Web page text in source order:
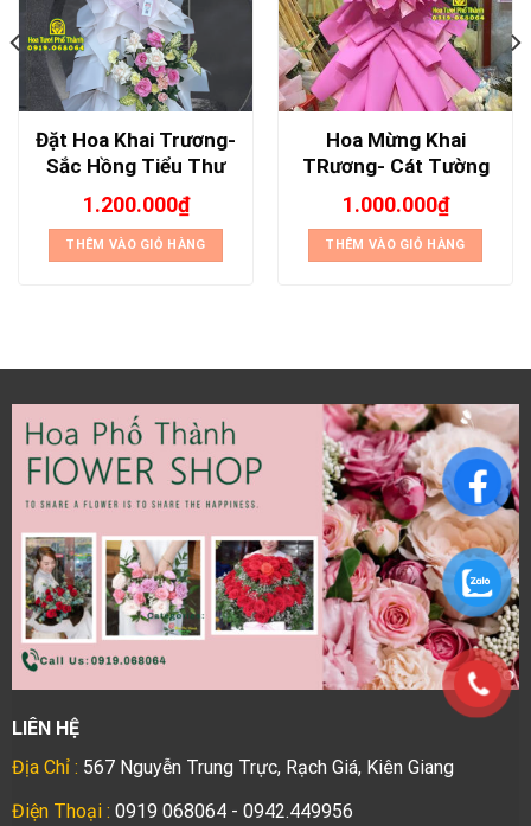
Đặt Hoa Khai Trương-
Sắc Hồng Tiểu Thư
1.200.000₫
THÊM VÀO GIỎ HÀNG
Hoa Mừng Khai
TRương- Cát Tường
1.000.000₫
THÊM VÀO GIỎ HÀNG
LIÊN HỆ
Địa Chỉ : 567 Nguyễn Trung Trực, Rạch Giá, Kiên Giang
Điện Thoại : 0919 068064 - 0942.449956